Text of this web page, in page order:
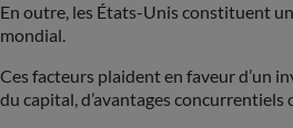
En outre, les États-Unis constituent
mondial.
Ces facteurs plaident en faveur d’un
du capital, d’avantages